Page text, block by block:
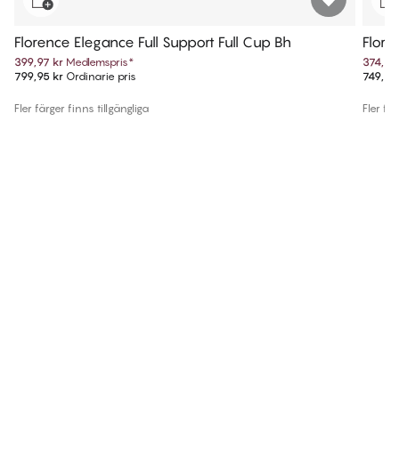
Florence Elegance Full Support Full Cup Bh
399,97 kr Medlemspris*
799,95 kr Ordinarie pris
Fler färger finns tillgängliga Fler